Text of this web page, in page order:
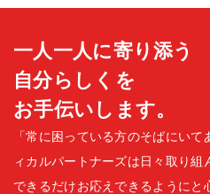
一人一人に寄り添う
自分らしくを
お手伝いします。
「常に困っている方のそばにい
ィカルパートナーズは日々取り組
できるだけお応えできるようにと